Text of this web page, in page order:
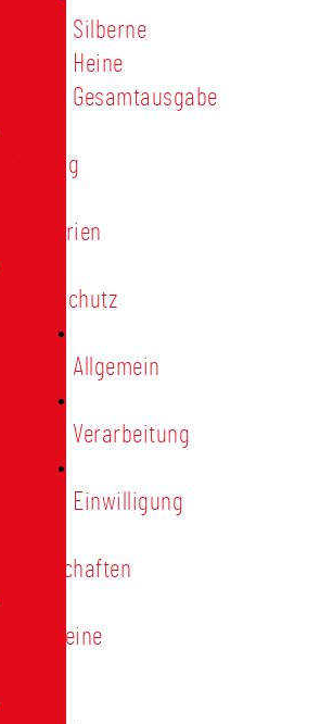
Silberne
Heine
Gesamtausgabe
Satzung
Regularien
Datenschutz
Allgemein
Verarbeitung
Einwilligung
Allgemeine